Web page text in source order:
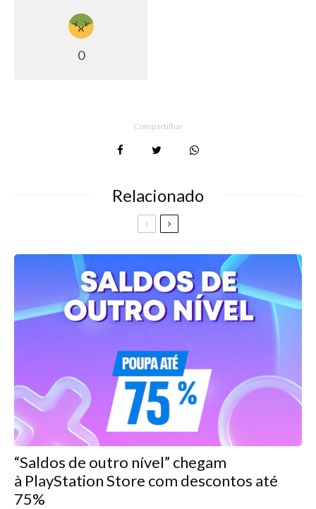
0
Compartilhar
Relacionado
“Saldos de outro nível” chegam
à PlayStation Store com descontos até
75%